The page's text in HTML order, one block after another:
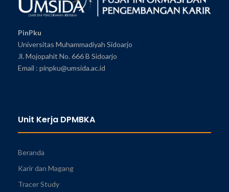
PinPku
Universitas Muhammadiyah Sidoarjo
Jl. Mojopahit No. 666 B Sidoarjo
Email : pinpku@umsida.ac.id
Unit Kerja DPMBKA
Beranda
Karir dan Magang
Tracer Study